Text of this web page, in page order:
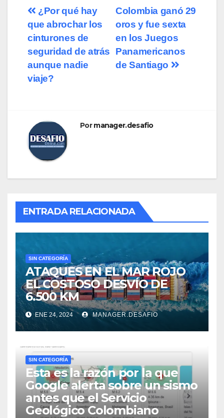
Colombia ganó 29
oros y fue sexta
en los Juegos
Panamericanos
de Santiago
¿Por qué hay
que abrochar los
cinturones de
seguridad de atrás
aunque nadie
viaje?
Pormanager.desafio
ENTRADA RELACIONADA
SIN CATEGORÍA
ATAQUES EN EL MAR ROJO
EL COSTOSO DESVÍO DE
6.500 KM
ENE 24, 2024 MANAGER.DESAFIO
SIN CATEGORÍA
Esta es la razón por la que
Google alerta sobre un sismo
antes que el Servicio
Geológico Colombiano